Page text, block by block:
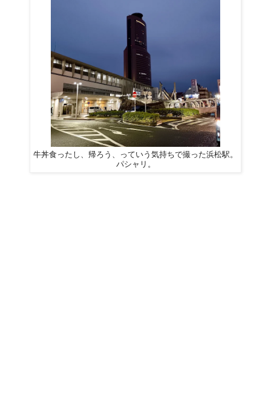
牛丼食ったし、帰ろう、っていう気持ちで撮った浜松駅。
パシャリ。